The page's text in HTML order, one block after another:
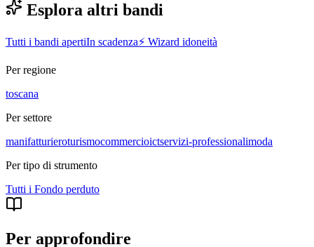
Esplora altri bandi
Tutti i bandi apertiIn scadenza⚡ Wizard idoneità
Per regione
toscana
Per settore
manifatturieroturismocommercioictservizi-professionalimoda
Per tipo di strumento
Tutti i Fondo perduto
Per approfondire